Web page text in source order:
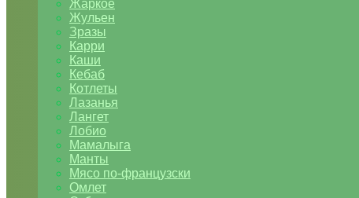
Жаркое
Жульен
Зразы
Карри
Каши
Кебаб
Котлеты
Лазанья
Лангет
Лобио
Мамалыга
Манты
Мясо по-французски
Омлет